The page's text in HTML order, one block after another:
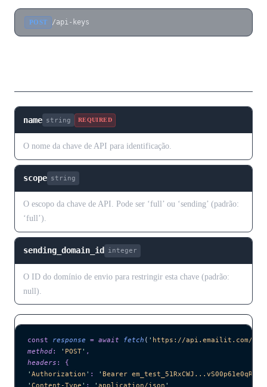
POST /api-keys
name string REQUIRED
O nome da chave de API para identificação.
scope string
O escopo da chave de API. Pode ser ‘full’ ou ‘sending’ (padrão:
‘full’).
sending_domain_id integer
O ID do domínio de envio para restringir esta chave (padrão:
null).
const response = await fetch ( ' https://api.emailit.com/v2/
method: ' POST' ,
headers :
{
' Authorization ' : ' Bearer em_test_51RxCWJ...vS00p61e0qRE